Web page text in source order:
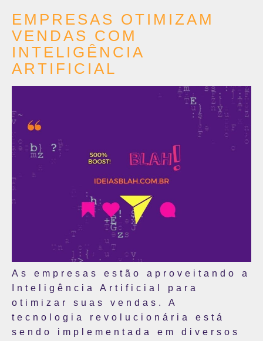
EMPRESAS OTIMIZAM
VENDAS COM
INTELIGÊNCIA
ARTIFICIAL
As empresas estão aproveitando a
Inteligência Artificial para
otimizar suas vendas. A
tecnologia revolucionária está
sendo implementada em diversos